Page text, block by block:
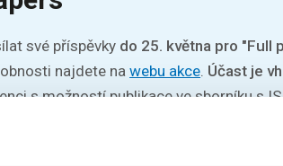
své příspěvky do 25. května pro "Full
najdete nawebu akce. Účast je
s možností publikace ve sborníku s